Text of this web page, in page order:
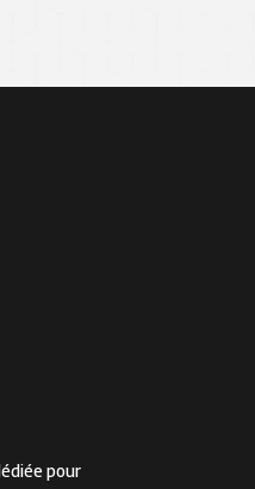
pour